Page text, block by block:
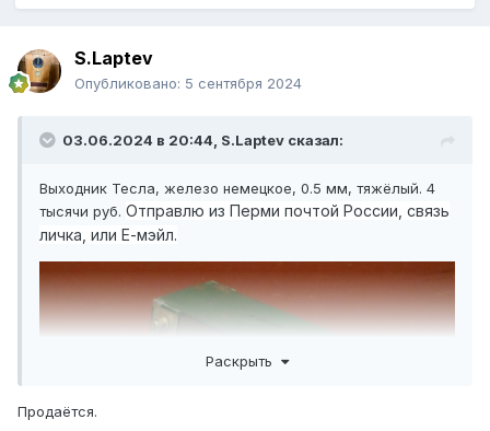
S.Laptev
Опубликовано: 5 сентября 2024
03.06.2024 в 20:44, S.Laptev сказал:
Выходник Тесла, железо немецкое, 0.5 мм, тяжёлый. 4
тысячи руб. Отправлю из Перми почтой России, связь
личка, или Е-мэйл.
Раскрыть
Продаётся.